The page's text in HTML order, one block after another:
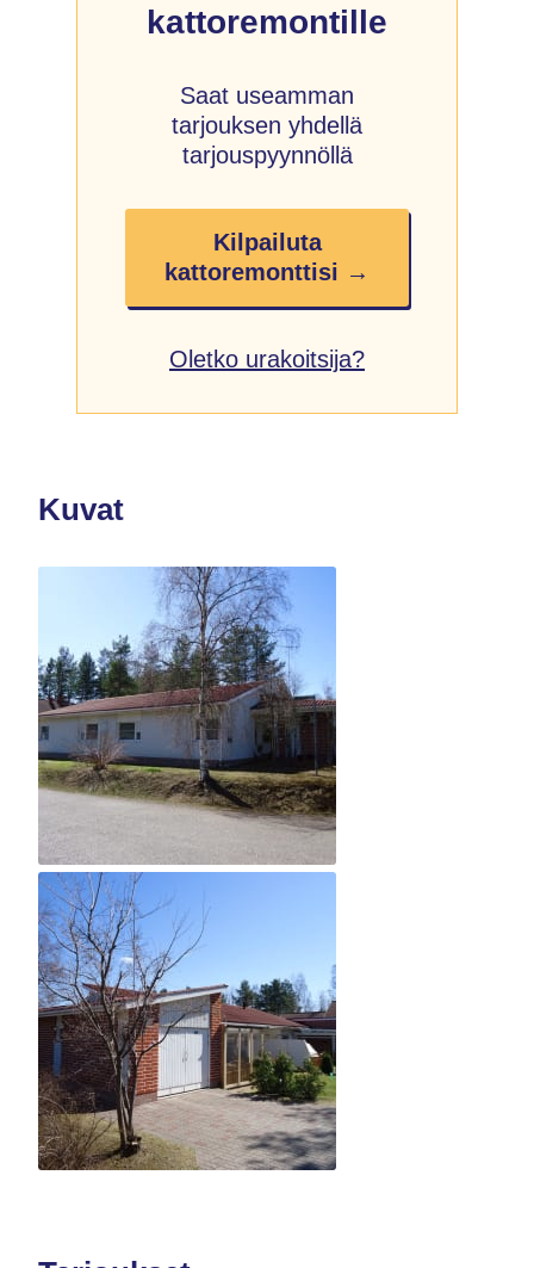
kattoremontille
Saat useamman
tarjouksen yhdellä
tarjouspyynnöllä
Kilpailuta
kattoremonttisi →
Oletko urakoitsija?
Kuvat